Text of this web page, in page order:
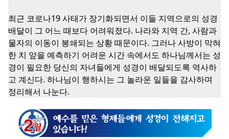
최근 코로나19 사태가 장기화되면서 이들 지역으로의 성경
배달이 그 어느 때보다 어려워졌다. 나라와 지역 간, 사람과
물자의 이동이 봉쇄되는 상황 때문이다. 그러나 사방이 막혀
한 치 앞을 예측하기 어려운 시간 속에서도 하나님께서는 성
경이 필요한 당신의 자녀들에게 성경이 배달되도록 역사하
고 계신다. 하나님이 행하시는 그 놀라운 일들을 감사하며
정리해서 나눈다.